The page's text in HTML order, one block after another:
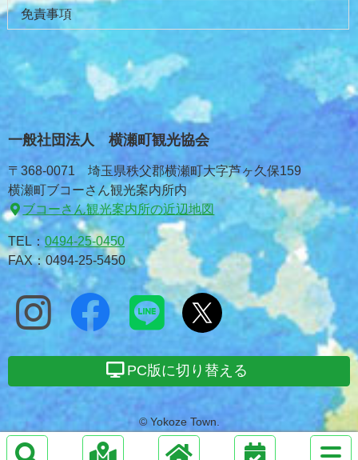
免責事項
一般社団法人 横瀬町観光協会
〒368-0071 埼玉県秩父郡横瀬町大字芦ヶ久保159
横瀬町ブコーさん観光案内所内
ブコーさん観光案内所の近辺地図
TEL：0494-25-0450
FAX：0494-25-5450
PC版に切り替える
© Yokoze Town.
サ